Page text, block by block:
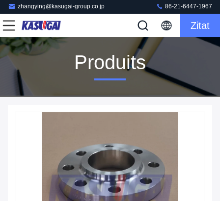
zhangying@kasugai-group.co.jp 86-21-6447-1967
Zitat
Produits